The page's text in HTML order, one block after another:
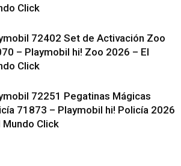
Click
72402 Set de Activación Zoo
– Playmobil hi! Zoo 2026 – El
Click
72251 Pegatinas Mágicas
71873 – Playmobil hi! Policía 2026
Mundo Click